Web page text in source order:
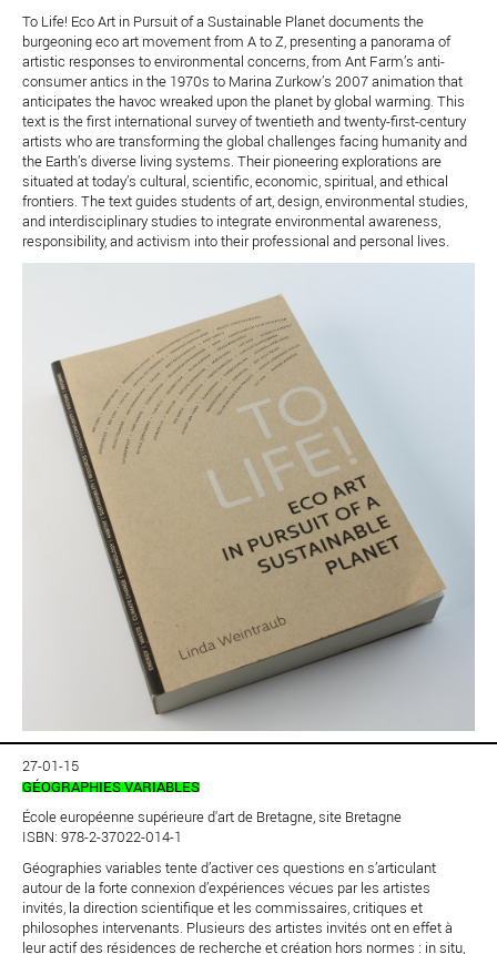
To Life! Eco Art in Pursuit of a Sustainable Planet documents the
burgeoning eco art movement from A to Z, presenting a panorama of
artistic responses to environmental concerns, from Ant Farm’s anti-
consumer antics in the 1970s to Marina Zurkow’s 2007 animation that
anticipates the havoc wreaked upon the planet by global warming. This
text is the first international survey of twentieth and twenty-first-century
artists who are transforming the global challenges facing humanity and
the Earth’s diverse living systems. Their pioneering explorations are
situated at today’s cultural, scientific, economic, spiritual, and ethical
frontiers. The text guides students of art, design, environmental studies,
and interdisciplinary studies to integrate environmental awareness,
responsibility, and activism into their professional and personal lives.
27-01-15
GÉOGRAPHIES VARIABLES
École européenne supérieure d'art de Bretagne, site Bretagne
ISBN: 978-2-37022-014-1
Géographies variables tente d’activer ces questions en s’articulant
autour de la forte connexion d’expériences vécues par les artistes
invités, la direction scientifique et les commissaires, critiques et
philosophes intervenants. Plusieurs des artistes invités ont en effet à
leur actif des résidences de recherche et création hors normes : in situ,